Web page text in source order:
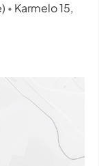
• Karmelo 15,